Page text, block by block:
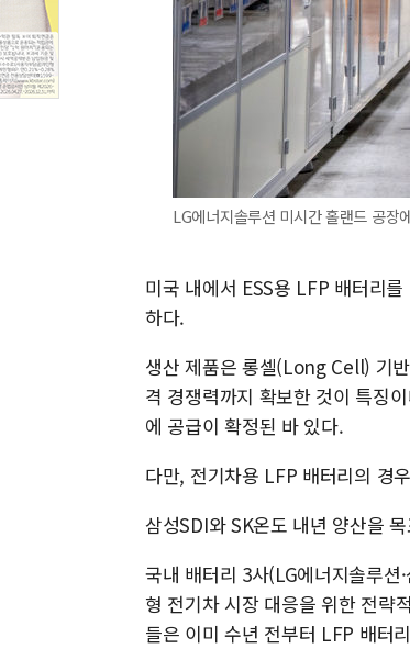
LG에너지솔루션 미시간 홀랜드 공
미국 내에서 ESS용 LFP 배터리
하다.
생산 제품은 롱셀(Long Cell) 기
격 경쟁력까지 확보한 것이 특징
에 공급이 확정된 바 있다.
다만, 전기차용 LFP 배터리의 경
삼성SDI와 SK온도 내년 양산을
국내 배터리 3사(LG에너지솔루션
형 전기차 시장 대응을 위한 전략
들은 이미 수년 전부터 LFP 배터